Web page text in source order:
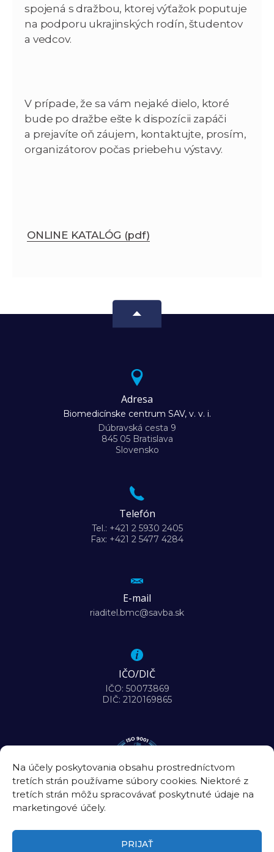
Na účely poskytovania obsahu prostredníctvom
tretích strán používame súbory cookies. Niektoré z
tretích strán môžu spracovávať poskytnuté údaje na
marketingové účely.
PRIJAŤ
spojená s dražbou, ktorej výťažok poputuje
na podporu ukrajinských rodín, študentov
a vedcov.
V prípade, že sa vám nejaké dielo, ktoré
bude po dražbe ešte k dispozícii zapáči
a prejavíte oň záujem, kontaktujte, prosím,
organizátorov počas priebehu výstavy.
ONLINE KATALÓG (pdf)
Adresa
Biomedicínske centrum SAV, v. v. i.
Dúbravská cesta 9
845 05 Bratislava
Slovensko
Telefón
Tel.: +421 2 5930 2405
Fax: +421 2 5477 4284
E-mail
riaditel.bmc@savba.sk
IČO/DIČ
IČO: 50073869
DIČ: 2120169865